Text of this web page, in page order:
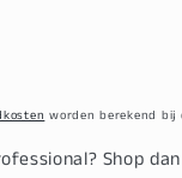
worden berekend bij
Shop